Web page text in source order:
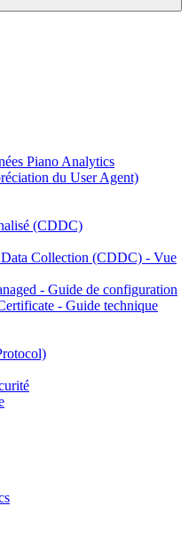
Piano Analytics
du User Agent)
(CDDC)
Collection (CDDC) - Vue
- Guide de configuration
- Guide technique